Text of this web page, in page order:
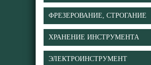
ФРЕЗЕРОВАНИЕ, СТРОГАНИЕ
ХРАНЕНИЕ ИНСТРУМЕНТА
ЭЛЕКТРОИНСТРУМЕНТ